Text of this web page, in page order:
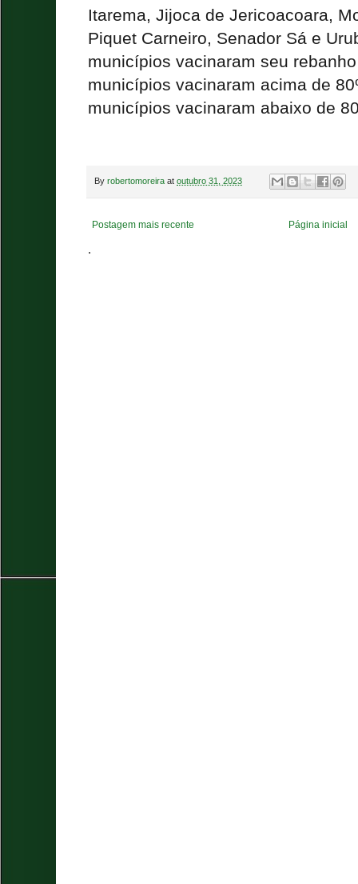
Itarema, Jijoca de Jericoacoara,
Piquet Carneiro, Senador Sá e
municípios vacinaram seu
municípios vacinaram acima de
municípios vacinaram abaixo de
By robertomoreira at outubro 31, 2023
Postagem mais recente Página inicial
.